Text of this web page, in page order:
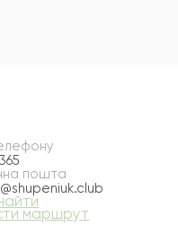
пошта
маршрут